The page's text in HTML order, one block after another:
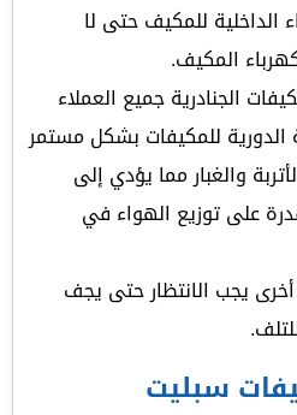
الداخلية للمكيف حتى لا
المكيف.
الجنادرية جميع العملاء
الدورية للمكيفات بشكل مستمر
والغبار مما يؤدي إلى
على توزيع الهواء في
يجب الانتظار حتى يجف
سبليت